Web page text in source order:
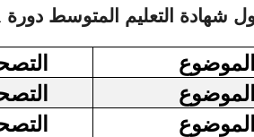
التعليم المتوسط دورة 2021.
الموضوع
الموضوع
الموضوع